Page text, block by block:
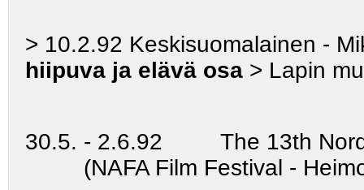
> 10.2.92 Keskisuomalainen -
hiipuva ja elävä osa > Lapin
30.5. - 2.6.92 The 13th
(NAFA Film Festival - Heimo